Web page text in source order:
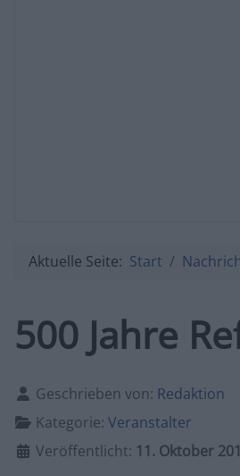
Aktuelle Seite: Start
500 Jahre
Details
Geschrieben von: Redaktion
Kategorie: Veranstalter
Veröffentlicht: 11. Oktober